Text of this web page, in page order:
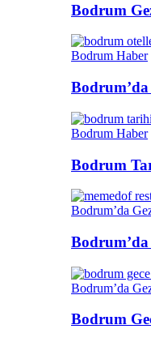
Bodrum
Bodrum Haber
Bodrum Haber
Bodrum
Bodrum’da
Bodrum’da
Bodrum